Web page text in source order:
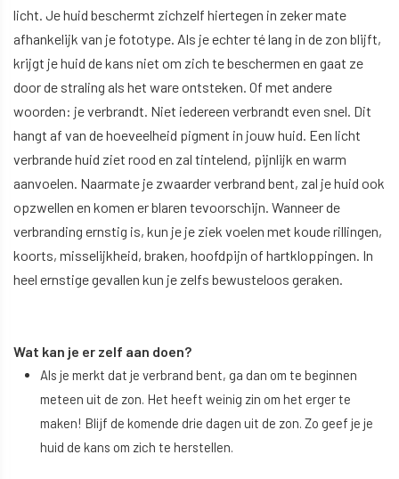
licht. Je huid beschermt zichzelf hiertegen in zeker mate
afhankelijk van je fototype. Als je echter té lang in de zon blijft,
krijgt je huid de kans niet om zich te beschermen en gaat ze
door de straling als het ware ontsteken. Of met andere
woorden: je verbrandt. Niet iedereen verbrandt even snel. Dit
hangt af van de hoeveelheid pigment in jouw huid. Een licht
verbrande huid ziet rood en zal tintelend, pijnlijk en warm
aanvoelen. Naarmate je zwaarder verbrand bent, zal je huid ook
opzwellen en komen er blaren tevoorschijn. Wanneer de
verbranding ernstig is, kun je je ziek voelen met koude rillingen,
koorts, misselijkheid, braken, hoofdpijn of hartkloppingen. In
heel ernstige gevallen kun je zelfs bewusteloos geraken.
Wat kan je er zelf aan doen?
Als je merkt dat je verbrand bent, ga dan om te beginnen
meteen uit de zon. Het heeft weinig zin om het erger te
maken! Blijf de komende drie dagen uit de zon. Zo geef je je
huid de kans om zich te herstellen.